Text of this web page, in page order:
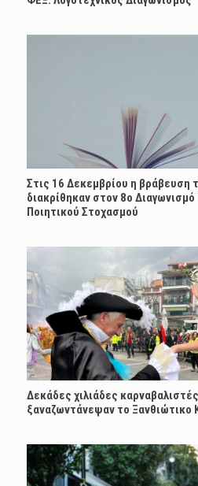
Στις 16 Δεκεμβρίου η βράβευση
διακρίθηκαν στον 8ο
Ποιητικού Στοχασμού
Δεκάδες χιλιάδες
ξαναζωντάνεψαν το Ξανθιώτικο